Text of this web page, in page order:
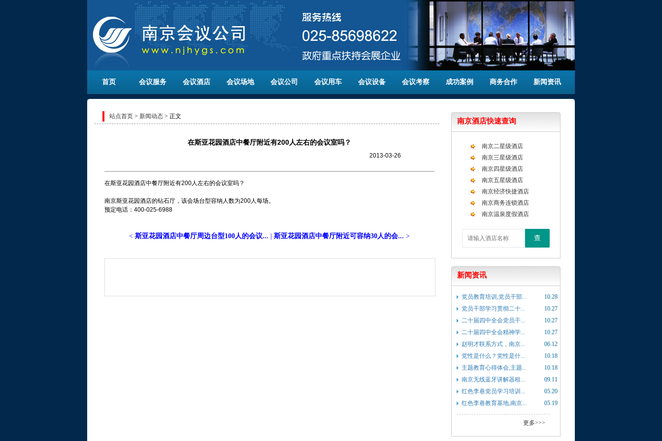
首页 会议服务 会议酒店 会议场地 会议公司 会议用车 会议设备 会议考察 成功案例 商务合作 新闻资讯
站点首页 > 新闻动态 > 正文
在斯亚花园酒店中餐厅附近有200人左右的会议室吗？
2013-03-26
在斯亚花园酒店中餐厅附近有200人左右的会议室吗？
南京斯亚花园酒店的钻石厅，该会场台型容纳人数为200人每场。
预定电话：400-025-6988
< 斯亚花园酒店中餐厅周边台型100人的会议... 斯亚花园酒店中餐厅附近可容纳30人的会... >
南京酒店快速查询
南京二星级酒店
南京三星级酒店
南京四星级酒店
南京五星级酒店
南京经济快捷酒店
南京商务连锁酒店
南京温泉度假酒店
查
新闻资讯
10.28
党员教育培训,党员干部...
10.27
党员干部学习贯彻二十...
10.27
二十届四中全会党员干...
10.27
二十届四中全会精神学...
06.12
赵明才联系方式，南京...
10.18
党性是什么？党性是什...
10.18
主题教育心得体会,主题...
09.11
南京无线蓝牙讲解器租...
05.20
红色李巷党员学习培训...
05.19
红色李巷教育基地,南京...
更多>>>